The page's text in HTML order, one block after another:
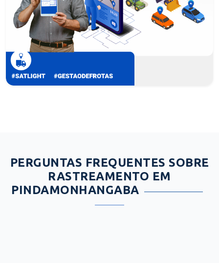
PERGUNTAS FREQUENTES SOBRE
RASTREAMENTO EM
PINDAMONHANGABA